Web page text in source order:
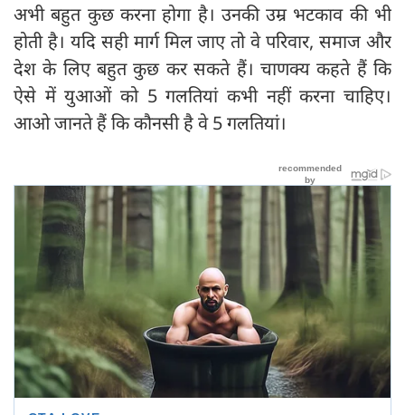
अभी बहुत कुछ करना होगा है। उनकी उम्र भटकाव की भी
होती है। यदि सही मार्ग मिल जाए तो वे परिवार, समाज और
देश के लिए बहुत कुछ कर सकते हैं। चाणक्य कहते हैं कि
ऐसे में युआओं को 5 गलतियां कभी नहीं करना चाहिए।
आओ जानते हैं कि कौनसी है वे 5 गलतियां।